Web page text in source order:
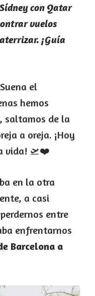
con Qatar
vuelos
¡Guía
el
hemos
saltamos de la
a oreja. ¡Hoy
vida! 🛫❤️
en la otra
a casi
entre
enfrentarnos
Barcelona a